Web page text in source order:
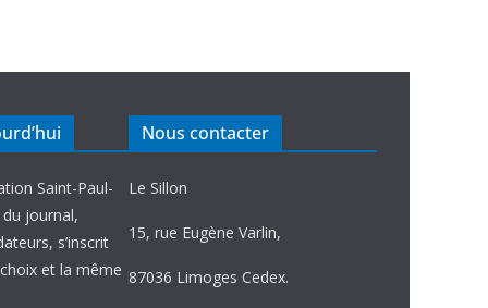
Saint-Paul-
journal,
s’inscrit
et la même
Nous contacter
Le Sillon
15, rue Eugène Varlin,
87036 Limoges Cedex.